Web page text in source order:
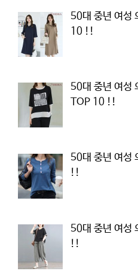
50대 중년 여성
10 !!
50대 중년 여성
TOP 10 !!
50대 중년 여성
!!
50대 중년 여성
!!